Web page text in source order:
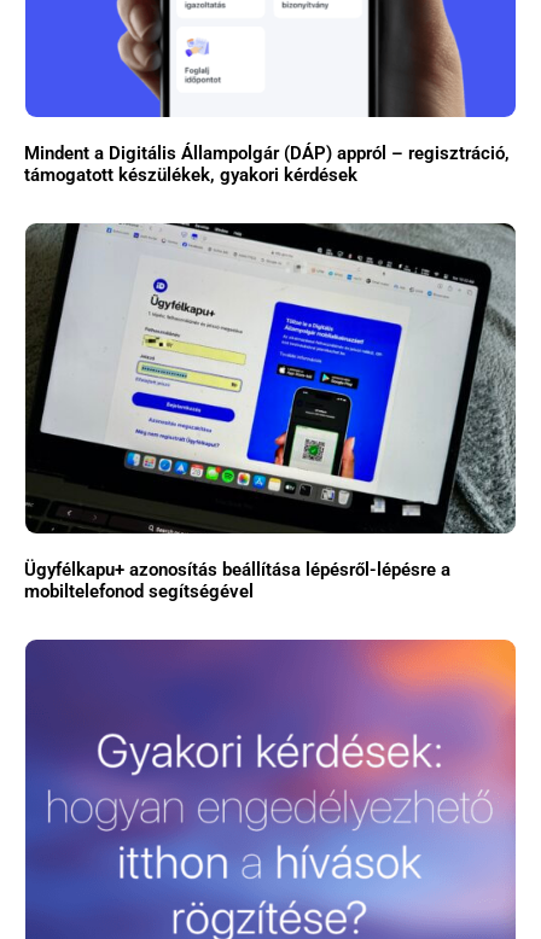
Mindent a Digitális Állampolgár (DÁP) appról – regisztráció,
támogatott készülékek, gyakori kérdések
Ügyfélkapu+ azonosítás beállítása lépésről-lépésre a
mobiltelefonod segítségével